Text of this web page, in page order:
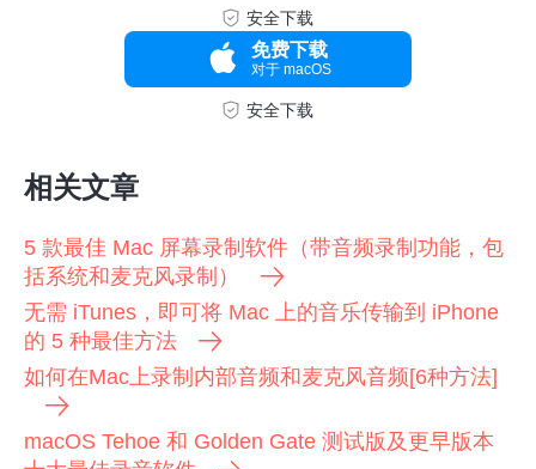
安全下载
免费下载
对于 macOS
安全下载
相关文章
5 款最佳 Mac 屏幕录制软件（带音频录制功能，包
括系统和麦克风录制）
无需 iTunes，即可将 Mac 上的音乐传输到 iPhone
的 5 种最佳方法
如何在Mac上录制内部音频和麦克风音频[6种方法]
macOS Tehoe 和 Golden Gate 测试版及更早版本